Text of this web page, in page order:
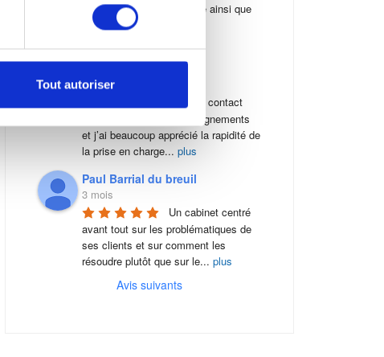
Tout autoriser
merci pour votre  réactivité ainsi que
votre écoute et conseil
2 mois
J’ai pris contact
pour avoir quelques renseignements
et j’ai beaucoup apprécié la rapidité de
la prise en charge... plus
Paul Barrial du breuil
3 mois
Un cabinet centré
avant tout sur les problématiques de
ses clients et sur comment les
résoudre plutôt que sur le... plus
Avis suivants